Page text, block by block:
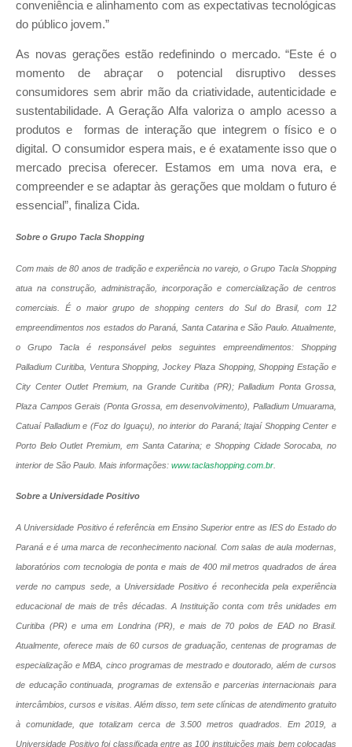
conveniência e alinhamento com as expectativas tecnológicas
do público jovem.”
As novas gerações estão redefinindo o mercado. “Este é o
momento de abraçar o potencial disruptivo desses
consumidores sem abrir mão da criatividade, autenticidade e
sustentabilidade. A Geração Alfa valoriza o amplo acesso a
produtos e formas de interação que integrem o físico e o
digital. O consumidor espera mais, e é exatamente isso que o
mercado precisa oferecer. Estamos em uma nova era, e
compreender e se adaptar às gerações que moldam o futuro é
essencial”, finaliza Cida.
Sobre o Grupo Tacla Shopping
Com mais de 80 anos de tradição e experiência no varejo, o Grupo Tacla Shopping
atua na construção, administração, incorporação e comercialização de centros
comerciais. É o maior grupo de shopping centers do Sul do Brasil, com 12
empreendimentos nos estados do Paraná, Santa Catarina e São Paulo. Atualmente,
o Grupo Tacla é responsável pelos seguintes empreendimentos: Shopping
Palladium Curitiba, Ventura Shopping, Jockey Plaza Shopping, Shopping Estação e
City Center Outlet Premium, na Grande Curitiba (PR); Palladium Ponta Grossa,
Plaza Campos Gerais (Ponta Grossa, em desenvolvimento), Palladium Umuarama,
Catuaí Palladium e (Foz do Iguaçu), no interior do Paraná; Itajaí Shopping Center e
Porto Belo Outlet Premium, em Santa Catarina; e Shopping Cidade Sorocaba, no
interior de São Paulo. Mais informações: www.taclashopping.com.br
Sobre a Universidade Positivo
A Universidade Positivo é referência em Ensino Superior entre as IES do Estado do
Paraná e é uma marca de reconhecimento nacional. Com salas de aula modernas,
laboratórios com tecnologia de ponta e mais de 400 mil metros quadrados de área
verde no campus sede, a Universidade Positivo é reconhecida pela experiência
educacional de mais de três décadas. A Instituição conta com três unidades em
Curitiba (PR) e uma em Londrina (PR), e mais de 70 polos de EAD no Brasil.
Atualmente, oferece mais de 60 cursos de graduação, centenas de programas de
especialização e MBA, cinco programas de mestrado e doutorado, além de cursos
de educação continuada, programas de extensão e parcerias internacionais para
intercâmbios, cursos e visitas. Além disso, tem sete clínicas de atendimento gratuito
à comunidade, que totalizam cerca de 3.500 metros quadrados. Em 2019, a
Universidade Positivo foi classificada entre as 100 instituições mais bem colocadas